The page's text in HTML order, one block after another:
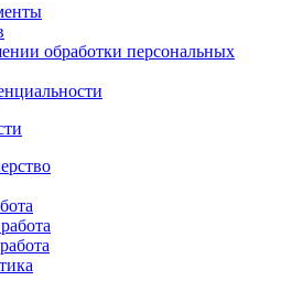
обработки персональных